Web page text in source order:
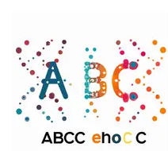
contenu
(Pressez
Entrée)